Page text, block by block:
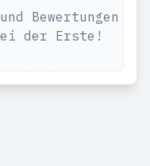
Bewertungen
der Erste!